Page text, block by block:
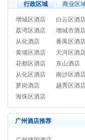
行政区域 商业区
增城区酒店
白云区酒
荔湾区酒店
增城市酒
从化酒店
番禺区酒
黄埔区酒店
天河区酒
花都区酒店
东山酒店
从化区酒店
南沙区酒
萝岗酒店
越秀区酒
海珠区酒店
广州酒店推荐